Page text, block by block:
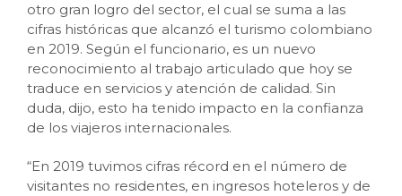
otro gran logro del sector, el cual se suma a las
cifras históricas que alcanzó el turismo colombiano
en 2019. Según el funcionario, es un nuevo
reconocimiento al trabajo articulado que hoy se
traduce en servicios y atención de calidad. Sin
duda, dijo, esto ha tenido impacto en la confianza
de los viajeros internacionales.
“En 2019 tuvimos cifras récord en el número de
visitantes no residentes, en ingresos hoteleros y de